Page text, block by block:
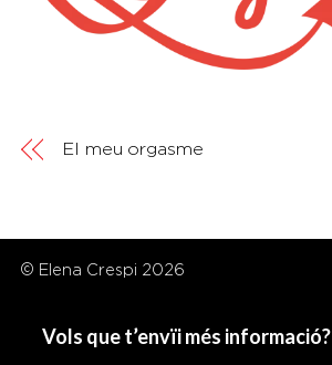
El meu orgasme
© Elena Crespi 2026
Vols que t’envïi més informació?